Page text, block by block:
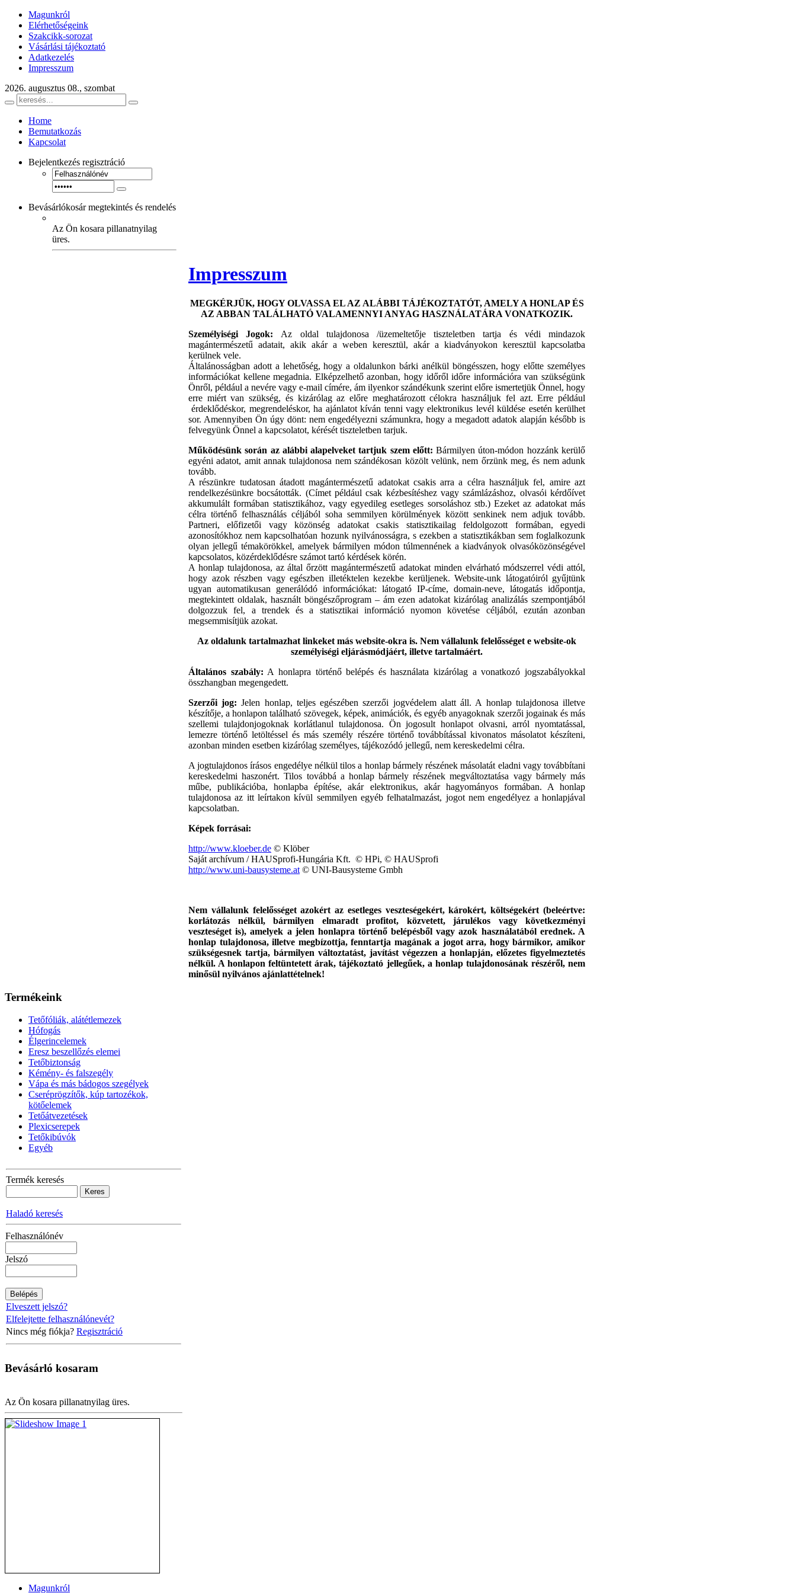
Magunkról
Elérhetőségeink
Szakcikk-sorozat
Vásárlási tájékoztató
Adatkezelés
Impresszum
2026. augusztus 08., szombat
Home
Bemutatkozás
Kapcsolat
Bejelentkezés regisztráció
Bevásárlókosár megtekintés és rendelés
Az Ön kosara pillanatnyilag
üres.
Impresszum
MEGKÉRJÜK, HOGY OLVASSA EL AZ ALÁBBI TÁJÉKOZTATÓT, AMELY A HONLAP ÉS
AZ ABBAN TALÁLHATÓ VALAMENNYI ANYAG HASZNÁLATÁRA VONATKOZIK.
Személyiségi Jogok: Az oldal tulajdonosa /üzemeltetője tiszteletben tartja és védi mindazok
magántermészetű adatait, akik akár a weben keresztül, akár a kiadványokon keresztül kapcsolatba
kerülnek vele.
Általánosságban adott a lehetőség, hogy a oldalunkon bárki anélkül böngésszen, hogy előtte személyes
információkat kellene megadnia. Elképzelhető azonban, hogy időről időre információra van szükségünk
Önről, például a nevére vagy e-mail címére, ám ilyenkor szándékunk szerint előre ismertetjük Önnel, hogy
erre miért van szükség, és kizárólag az előre meghatározott célokra használjuk fel azt. Erre például
érdeklődéskor, megrendeléskor, ha ajánlatot kíván tenni vagy elektronikus levél küldése esetén kerülhet
sor. Amennyiben Ön úgy dönt: nem engedélyezni számunkra, hogy a megadott adatok alapján később is
felvegyünk Önnel a kapcsolatot, kérését tiszteletben tarjuk.
Működésünk során az alábbi alapelveket tartjuk szem előtt:Bármilyen úton-módon hozzánk kerülő
egyéni adatot, amit annak tulajdonosa nem szándékosan közölt velünk, nem őrzünk meg, és nem adunk
tovább.
A részünkre tudatosan átadott magántermészetű adatokat csakis arra a célra használjuk fel, amire azt
rendelkezésünkre bocsátották. (Címet például csak kézbesítéshez vagy számlázáshoz, olvasói kérdőívet
akkumulált formában statisztikához, vagy egyedileg esetleges sorsoláshoz stb.) Ezeket az adatokat más
célra történő felhasználás céljából soha semmilyen körülmények között senkinek nem adjuk tovább.
Partneri, előfizetői vagy közönség adatokat csakis statisztikailag feldolgozott formában, egyedi
azonosítókhoz nem kapcsolhatóan hozunk nyilvánosságra, s ezekben a statisztikákban sem foglalkozunk
olyan jellegű témakörökkel, amelyek bármilyen módon túlmennének a kiadványok olvasóközönségével
kapcsolatos, közérdeklődésre számot tartó kérdések körén.
A honlap tulajdonosa, az által őrzött magántermészetű adatokat minden elvárható módszerrel védi attól,
hogy azok részben vagy egészben illetéktelen kezekbe kerüljenek. Website-unk látogatóiról gyűjtünk
ugyan automatikusan generálódó információkat: látogató IP-címe, domain-neve, látogatás időpontja,
megtekintett oldalak, használt böngészőprogram – ám ezen adatokat kizárólag analizálás szempontjából
dolgozzuk fel, a trendek és a statisztikai információ nyomon követése céljából, ezután azonban
megsemmisítjük azokat.
Az oldalunk tartalmazhat linkeket más website-okra is. Nem vállalunk felelősséget e website-ok
személyiségi eljárásmódjáért, illetve tartalmáért.
Általános szabály: A honlapra történő belépés és használata kizárólag a vonatkozó jogszabályokkal
összhangban megengedett.
Szerzői jog: Jelen honlap, teljes egészében szerzői jogvédelem alatt áll. A honlap tulajdonosa illetve
készítője, a honlapon található szövegek, képek, animációk, és egyéb anyagoknak szerzői jogainak és más
szellemi tulajdonjogoknak korlátlanul tulajdonosa. Ön jogosult honlapot olvasni, arról nyomtatással,
lemezre történő letöltéssel és más személy részére történő továbbítással kivonatos másolatot készíteni,
azonban minden esetben kizárólag személyes, tájékozódó jellegű, nem kereskedelmi célra.
A jogtulajdonos írásos engedélye nélkül tilos a honlap bármely részének másolatát eladni vagy továbbítani
kereskedelmi haszonért. Tilos továbbá a honlap bármely részének megváltoztatása vagy bármely más
műbe, publikációba, honlapba építése, akár elektronikus, akár hagyományos formában. A honlap
tulajdonosa az itt leírtakon kívül semmilyen egyéb felhatalmazást, jogot nem engedélyez a honlapjával
kapcsolatban.
Képek forrásai:
http://www.kloeber.de © Klöber
Saját archívum / HAUSprofi-Hungária Kft. © HPi, © HAUSprofi
http://www.uni-bausysteme.at © UNI-Bausysteme Gmbh
Nem vállalunk felelősséget azokért az esetleges veszteségekért, károkért, költségekért (beleértve:
korlátozás nélkül, bármilyen elmaradt profitot, közvetett, járulékos vagy következményi
veszteséget is), amelyek a jelen honlapra történő belépésből vagy azok használatából erednek. A
honlap tulajdonosa, illetve megbízottja, fenntartja magának a jogot arra, hogy bármikor, amikor
szükségesnek tartja, bármilyen változtatást, javítást végezzen a honlapján, előzetes figyelmeztetés
nélkül. A honlapon feltüntetett árak, tájékoztató jellegűek, a honlap tulajdonosának részéről, nem
minősül nyilvános ajánlattételnek!
Termékeink
Tetőfóliák, alátétlemezek
Hófogás
Élgerincelemek
Eresz beszellőzés elemei
Tetőbiztonság
Kémény- és falszegély
Vápa és más bádogos szegélyek
Cseréprögzítők, kúp tartozékok,
kötőelemek
Tetőátvezetések
Plexicserepek
Tetőkibúvók
Egyéb
Termék keresés
Haladó keresés
Felhasználónév
Jelszó
Elveszett jelszó?
Elfelejtette felhasználónevét?
Nincs még fiókja? Regisztráció
Bevásárló kosaram
Az Ön kosara pillanatnyilag üres.
Magunkról